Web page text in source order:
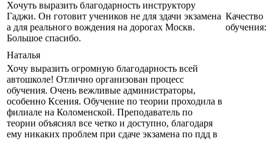
Хочуть выразить благодарность инструктору
Гаджи. Он готовит учеников не для здачи экзамена
а для реального вождения на дорогах Москв.
Большое спасибо.
Качество
обучения:
Наталья
Хочу выразить огромную благодарность всей
автошколе! Отлично организован процесс
обучения. Очень вежливые администраторы,
особенно Ксения. Обучение по теории проходила в
филиале на Коломенской. Преподаватель по
теории объяснял все четко и доступно, благодаря
ему никаких проблем при сдаче экзамена по пдд в